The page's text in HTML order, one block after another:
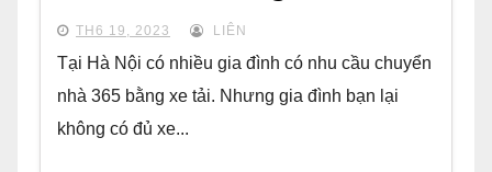
TH6 19, 2023 LIÊN
Tại Hà Nội có nhiều gia đình có nhu cầu chuyển
nhà 365 bằng xe tải. Nhưng gia đình bạn lại
không có đủ xe...